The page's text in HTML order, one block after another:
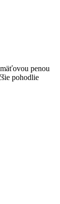
penou
pohodlie